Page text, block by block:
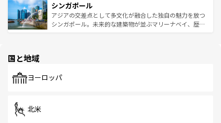
参照してほしい。
激する。気候は一年中温暖で、どの季節にも異なる楽しみ
が待っている。親しみやすいタイの人々、仏教を中心とし
た文化、そして多様な観光資源が、訪れる旅人を魅了し続
み、どこを訪れても感動するはず。観光スポットが密集し
ており、効率よく見どころを回れるのも魅力。息をのむよ
うな絶景から文化的な体験まで、香港を存分に楽しみ尽く
シンガポール
アジアの交差点として多文化が融合した独自の魅力を放つ
シンガポール。未来的な建築物が並ぶマリーナベイ、歴史
で、ホーカーズは地元の風情を楽しめる外せないスポット
国と地域
ヨーロッパ
北米